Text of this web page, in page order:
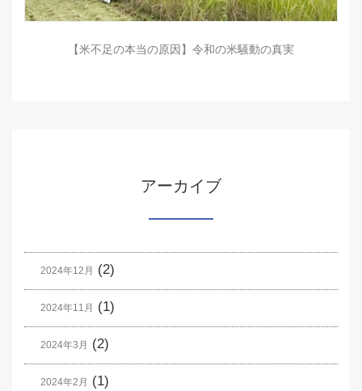
【米不足の本当の原因】令和の米騒動の真実
アーカイブ
2024年12月 (2)
2024年11月 (1)
2024年3月 (2)
2024年2月 (1)